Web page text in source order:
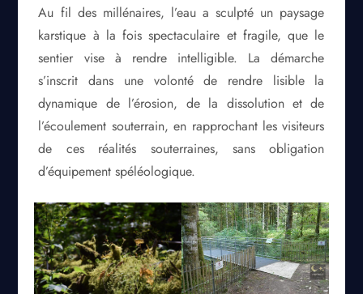
Au fil des millénaires, l’eau a sculpté un paysage
karstique à la fois spectaculaire et fragile, que le
sentier vise à rendre intelligible. La démarche
s’inscrit dans une volonté de rendre lisible la
dynamique de l’érosion, de la dissolution et de
l’écoulement souterrain, en rapprochant les visiteurs
de ces réalités souterraines, sans obligation
d’équipement spéléologique.